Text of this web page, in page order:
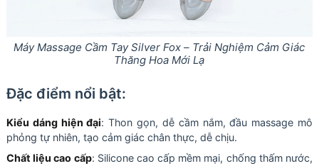
Máy Massage Cầm Tay Silver Fox – Trải Nghiệm Cảm Giác
Thăng Hoa Mới Lạ
Đặc điểm nổi bật:
Kiểu dáng hiện đại: Thon gọn, dễ cầm nắm, đầu massage mô
phỏng tự nhiên, tạo cảm giác chân thực, dễ chịu.
Chất liệu cao cấp: Silicone cao cấp mềm mại, chống thấm nước,